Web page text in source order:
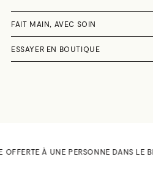
FAIT MAIN, AVEC SOIN
ESSAYER EN BOUTIQUE
À UNE PERSONNE DANS LE